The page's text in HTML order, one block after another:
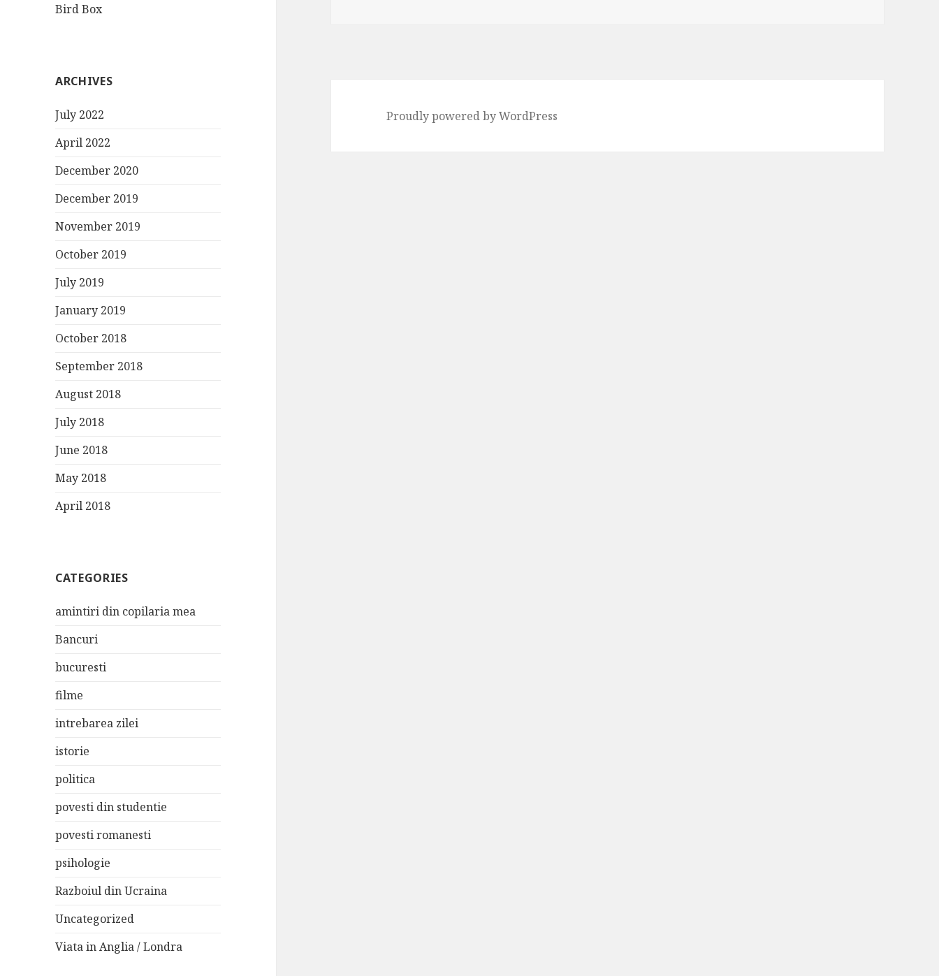
Bird Box
ARCHIVES
July 2022
April 2022
December 2020
December 2019
November 2019
October 2019
July 2019
January 2019
October 2018
September 2018
August 2018
July 2018
June 2018
May 2018
April 2018
CATEGORIES
amintiri din copilaria mea
Bancuri
bucuresti
filme
intrebarea zilei
istorie
politica
povesti din studentie
povesti romanesti
psihologie
Razboiul din Ucraina
Uncategorized
Viata in Anglia / Londra
Proudly powered by WordPress